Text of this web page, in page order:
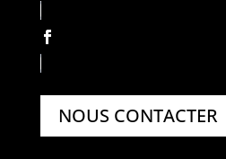
NOUS CONTACTER